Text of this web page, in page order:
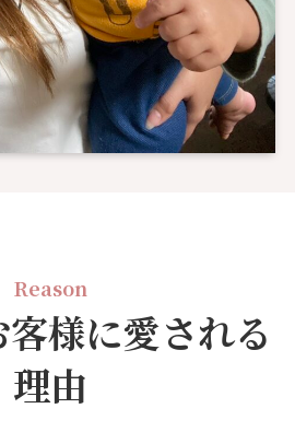
Reason
様に愛される
理由